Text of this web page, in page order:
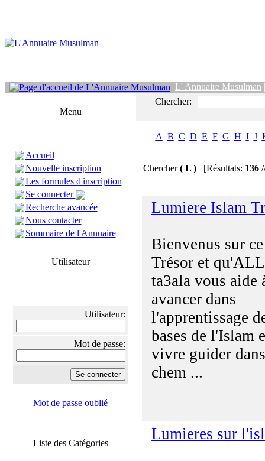
L' Annuaire Musulman
Menu
Accueil
Nouvelle inscription
Les formules d'inscription
Se connecter
Recherche avancée
Nous contacter
Sommaire de l'Annuaire
Utilisateur
Utilisateur:
Mot de passe:
Mot de passe oublié
Liste des Catégories
Chercher:
A B C D E F G H I J
Chercher( L ) [Résultats: 136
Lumiere Islam
Bienvenus sur ce
Trésor et
ta3ala vous aide
avancer dans
l'apprentissage
bases de l'Islam
vivre guider
chem ...
Lumieres sur